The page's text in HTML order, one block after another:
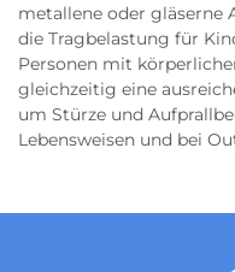
metallene oder
die Tragbelastung für
Personen mit
gleichzeitig eine
um Stürze und
Lebensweisen und bei